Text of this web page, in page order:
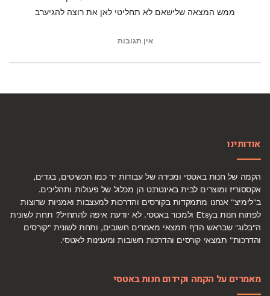
ממש המצאה שלישאם לא תחליטי לאן את רוצה להגיערב
אין תגובות
אודותינו
הקמה של חנות באטסי ומכירה של עבודות יד כמו תכשיטים, בגדים,
אקססוריז ומוצרים לבית באינטרנט הן מכלול של פעולות ותהליכים.
ב"לימיצ" אנחנו מתמקדות בקורסים והדרכות למעצבות ואמניות שרוצות
לפתוח חנות בEtsy ולמכור באטסי. לא יודעת איפה להתחיל? תחת לשונית
ה"בלוג" שבראש הדף תמצאי מאמרים חשובים, ותחת לשונית "קורסים
והדרכות" תמצאי קורסים והדרכות חשובות ומענינות לאטסי.
מאמרים על הקמה וקידום חנות באטסי